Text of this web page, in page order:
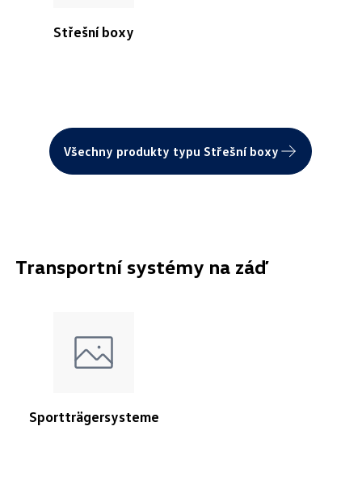
Střešní boxy
Všechny produkty typu Střešní boxy
Transportní systémy na záď
Sportträgersysteme